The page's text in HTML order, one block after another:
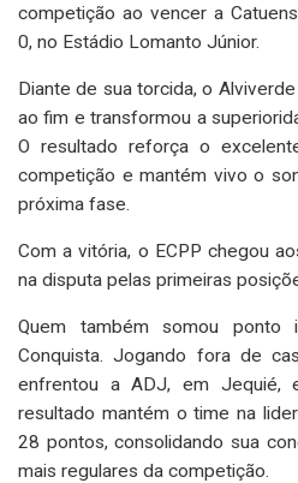
competição ao vencer a
0, no Estádio Lomanto Júnior.
Diante de sua torcida, o
ao fim e transformou a
O resultado reforça o
competição e mantém vivo o
próxima fase.
Com a vitória, o ECPP chegou
na disputa pelas primeiras
Quem também somou ponto
Conquista. Jogando fora de
enfrentou a ADJ, em
resultado mantém o time na
28 pontos, consolidando sua
mais regulares da competição.